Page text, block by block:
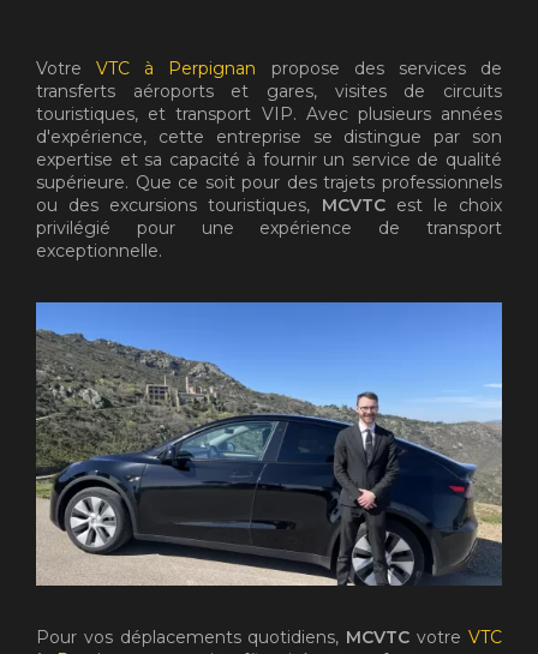
VotreVTC à Perpignan propose des services de
transferts aéroports et gares, visites de circuits
touristiques, et transport VIP. Avec plusieurs années
d'expérience, cette entreprise se distingue par son
expertise et sa capacité à fournir un service de qualité
supérieure. Que ce soit pour des trajets professionnels
ou des excursions touristiques, MCVTC est le choix
privilégié pour une expérience de transport
exceptionnelle.
Pour vos déplacements quotidiens, MCVTCvotreVTC